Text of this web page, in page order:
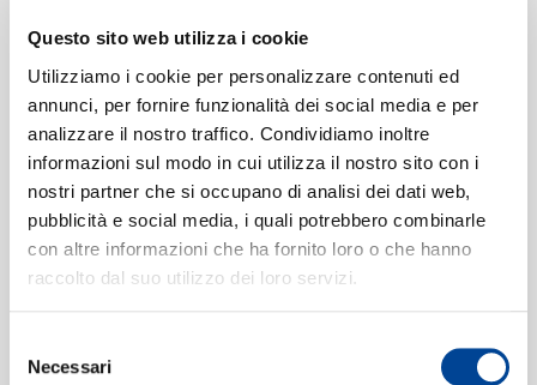
Questo sito web utilizza i cookie
Utilizziamo i cookie per personalizzare contenuti ed
annunci, per fornire funzionalità dei social media e per
analizzare il nostro traffico. Condividiamo inoltre
informazioni sul modo in cui utilizza il nostro sito con i
nostri partner che si occupano di analisi dei dati web,
pubblicità e social media, i quali potrebbero combinarle
con altre informazioni che ha fornito loro o che hanno
raccolto dal suo utilizzo dei loro servizi.
delNecessari
1 Fugitivo
03:08
Maikel Delacalle
Formati disponibili:
UPC:00602577960949
CHI SIAMO
CONTATTI
NEWSLETTER